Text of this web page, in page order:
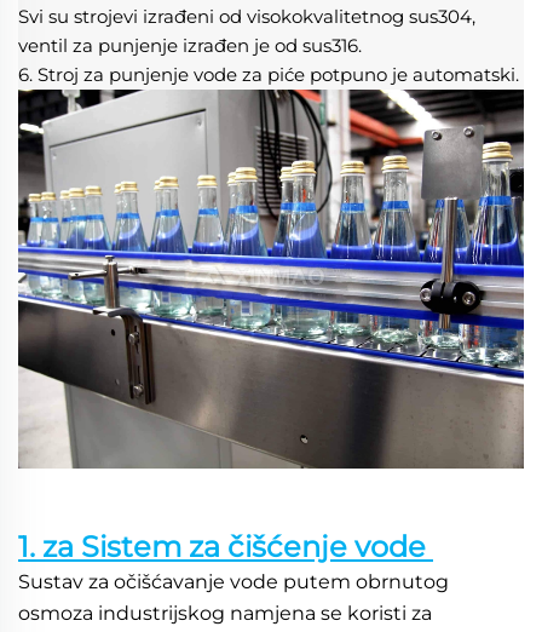
Svi su strojevi izrađeni od visokokvalitetnog sus304,
ventil za punjenje izrađen je od sus316.
6. Stroj za punjenje vode za piće potpuno je automatski.
1. za Sistem za čišćenje vode
Sustav za očišćavanje vode putem obrnutog
osmoza industrijskog namjena se koristi za